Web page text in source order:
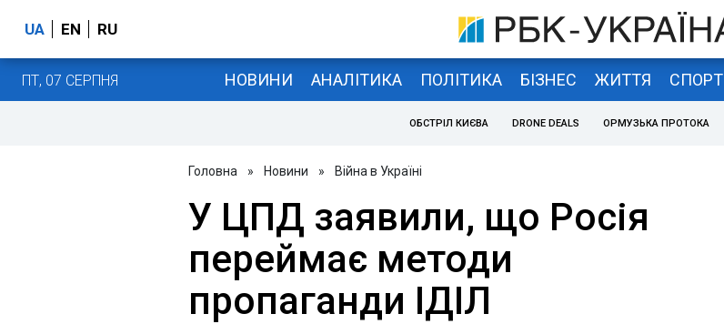
UA EN RU
ПТ, 07 СЕРПНЯ НОВИНИ АНАЛІТИКА ПОЛІТИКА БІЗНЕС ЖИТТЯ СПОРТ
ОБСТРІЛ КИЄВА DRONE DEALS ОРМУЗЬКА ПРОТОКА
Головна » Новини » Війна в Україні
У ЦПД заявили, що Росія
переймає методи
пропаганди ІДІЛ